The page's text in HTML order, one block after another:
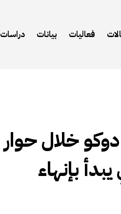
فعاليات بيانات دراسات
خلال حوار
بإنهاء